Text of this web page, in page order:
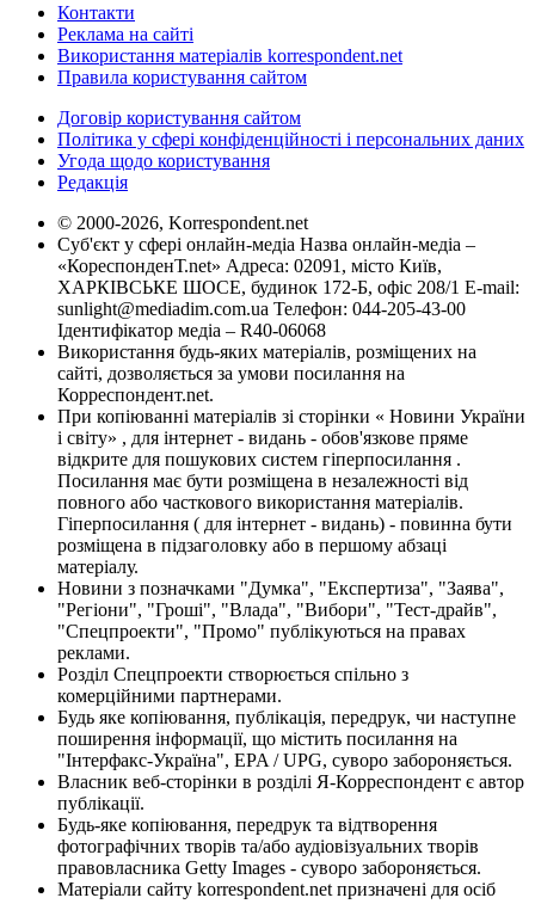
Контакти
Реклама на сайті
Використання матеріалів korrespondent.net
Правила користування сайтом
Договір користування сайтом
Політика у сфері конфіденційності і персональних даних
Угода щодо користування
Редакція
© 2000-2026, Korrespondent.net
Суб'єкт у сфері онлайн-медіа Назва онлайн-медіа –
«КореспонденТ.net» Адреса: 02091, місто Київ,
ХАРКІВСЬКЕ ШОСЕ, будинок 172-Б, офіс 208/1 E-mail:
sunlight@mediadim.com.ua Телефон: 044-205-43-00
Ідентифікатор медіа – R40-06068
Використання будь-яких матеріалів, розміщених на
сайті, дозволяється за умови посилання на
Корреспондент.net.
При копіюванні матеріалів зі сторінки « Новини України
і світу» , для інтернет - видань - обов'язкове пряме
відкрите для пошукових систем гіперпосилання .
Посилання має бути розміщена в незалежності від
повного або часткового використання матеріалів.
Гіперпосилання ( для інтернет - видань) - повинна бути
розміщена в підзаголовку або в першому абзаці
матеріалу.
Новини з позначками "Думка", "Експертиза", "Заява",
"Регіони", "Гроші", "Влада", "Вибори", "Тест-драйв",
"Спецпроекти", "Промо" публікуються на правах
реклами.
Розділ Спецпроекти створюється спільно з
комерційними партнерами.
Будь яке копіювання, публікація, передрук, чи наступне
поширення інформації, що містить посилання на
"Інтерфакс-Україна", EPA / UPG, суворо забороняється.
Власник веб-сторінки в розділі Я-Корреспондент є автор
публікації.
Будь-яке копіювання, передрук та відтворення
фотографічних творів та/або аудіовізуальних творів
правовласника Getty Images - суворо забороняється.
Матеріали сайту korrespondent.net призначені для осіб